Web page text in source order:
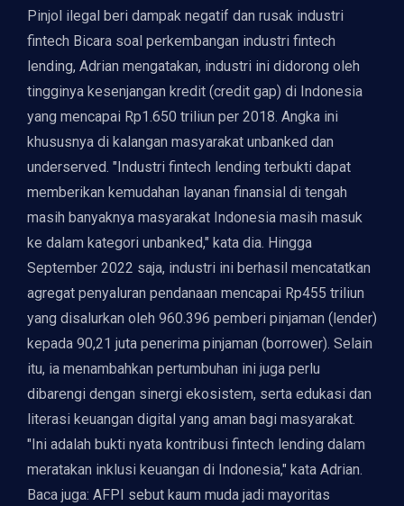
Pinjol ilegal beri dampak negatif dan rusak industri
fintech Bicara soal perkembangan industri fintech
lending, Adrian mengatakan, industri ini didorong oleh
tingginya kesenjangan kredit (credit gap) di Indonesia
yang mencapai Rp1.650 triliun per 2018. Angka ini
khususnya di kalangan masyarakat unbanked dan
underserved. "​Industri fintech lending terbukti dapat
memberikan kemudahan layanan finansial di tengah
masih banyaknya masyarakat Indonesia masih masuk
ke dalam kategori unbanked," kata dia. Hingga
September 2022 saja, industri ini berhasil mencatatkan
agregat penyaluran pendanaan mencapai Rp455 triliun
yang disalurkan oleh 960.396 pemberi pinjaman (lender)
kepada 90,21 juta penerima pinjaman (borrower). Selain
itu, ia menambahkan pertumbuhan ini juga perlu
dibarengi dengan sinergi ekosistem, serta edukasi dan
literasi keuangan digital yang aman bagi masyarakat.
"Ini adalah bukti nyata kontribusi fintech lending dalam
meratakan inklusi keuangan di Indonesia," kata Adrian.
Baca juga: AFPI sebut kaum muda jadi mayoritas